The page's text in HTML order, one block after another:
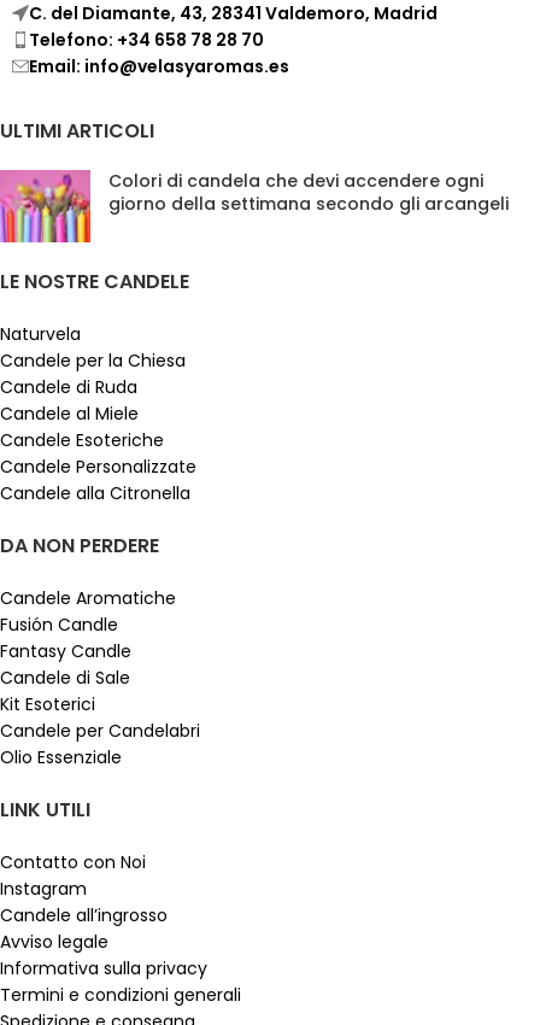
C. del Diamante, 43, 28341 Valdemoro, Madrid
Telefono: +34 658 78 28 70
Email: info@velasyaromas.es
ULTIMI ARTICOLI
Colori di candela che devi accendere ogni
giorno della settimana secondo gli arcangeli
LE NOSTRE CANDELE
Naturvela
Candele per la Chiesa
Candele di Ruda
Candele al Miele
Candele Esoteriche
Candele Personalizzate
Candele alla Citronella
DA NON PERDERE
Candele Aromatiche
Fusión Candle
Fantasy Candle
Candele di Sale
Kit Esoterici
Candele per Candelabri
Olio Essenziale
LINK UTILI
Contatto con Noi
Instagram
Candele all’ingrosso
Avviso legale
Informativa sulla privacy
Termini e condizioni generali